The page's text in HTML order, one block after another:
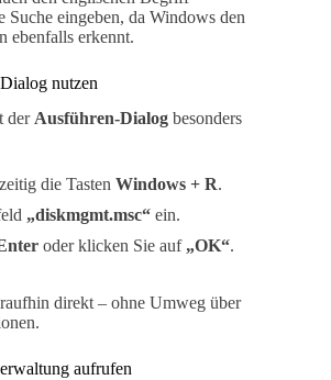
Suche eingeben, da Windows den
ebenfalls erkennt.
nutzen
der Ausführen-Dialog besonders
die Tasten Windows + R.
„diskmgmt.msc“ ein.
oder klicken Sie auf „OK“.
direkt – ohne Umweg über
aufrufen